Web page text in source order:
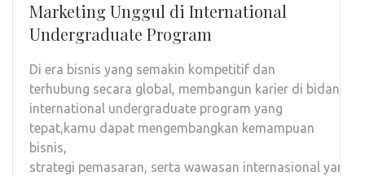
Marketing Unggul di International
Undergraduate Program
Di era bisnis yang semakin kompetitif dan
terhubung secara global, membangun karier di bidang
international undergraduate program yang
tepat,kamu dapat mengembangkan kemampuan
bisnis,
strategi pemasaran, serta wawasan internasional yang